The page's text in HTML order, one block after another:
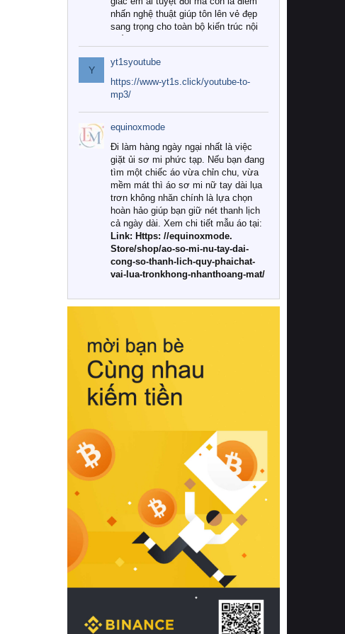
nhấn nghệ thuật giúp tôn lên vẻ đẹp
sang trọng cho toàn bộ kiến trúc nội
Tuy nhiên, giữa thị trường đa dạng
với vô vàn thương hiệu và mẫu mã
như hiện nay, làm thế nào để chọn
được những bộ chăn ga gối đệm cao
cấp thực sự chất lượng, phù hợp với
khí hậu và nhu cầu sử dụng của gia
đình? Hãy cùng chúng tôi đi tìm lời
giải đáp chi tiết qua bài viết dưới đây.
1. Tại sao các gia đình hiện đại lại ưa
chuộng chăn ga gối đệm cao cấp?
Khác với các dòng sản phẩm thông
thường, những bộ chăn ga gối đệm
cao cấp trải qua quy trình sản xuất
nghiêm ngặt từ khâu chọn lọc nguyên
liệu tự nhiên đến công nghệ dệt
nhuộm hiện đại không chứa hóa chất
này, bạn sẽ cảm nhận rõ rệt sự khác
hồi chuẩn xác của phần đệm nâng đỡ
cột sống.
Bên cạnh đó, việc lựa chọn các dòng
sản phẩm đạt chuẩn chất lượng quốc
tế còn giúp ngăn ngừa tình trạng kích
khuẩn và nấm mốc trong điều kiện
thời tiết nóng ẩm. Bạn có thể tìm hiểu
thêm các nghiên cứu khoa học về tác
động của giấc ngủ và môi trường
phòng ngủ đối với sức khỏe con
người tại Sleep Foundation (External
Link) để có cái nhìn toàn diện hơn.
2. Các tiêu chí vàng khi lựa chọn
chăn ga gối đệm cao cấp cho phòng
ngủ
Để sở hữu một bộ chăn ga gối đệm
cao cấp hoàn hảo cả về thẩm mỹ lẫn
công năng, người tiêu dùng cần cân
nhắc kỹ lưỡng các tiêu chí quan trọng
Y
yt1syoutube
https://www-yt1s.click/youtube-to-
mp3/
equinoxmode
Đi làm hàng ngày ngại nhất là việc
giặt ủi sơ mi phức tạp. Nếu bạn đang
tìm một chiếc áo vừa chỉn chu, vừa
mềm mát thì áo sơ mi nữ tay dài lụa
trơn không nhăn chính là lựa chọn
hoàn hảo giúp bạn giữ nét thanh lịch
cả ngày dài. Xem chi tiết mẫu áo tại:
Link: Https: //equinoxmode.
Store/shop/ao-so-mi-nu-tay-dai-
cong-so-thanh-lich-quy-phaichat-
vai-lua-tronkhong-nhanthoang-mat/